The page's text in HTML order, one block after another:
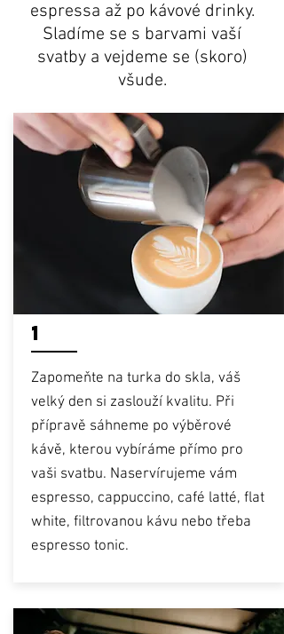
espressa až po kávové drinky.
Sladíme se s barvami vaší
svatby a vejdeme se (skoro)
všude.
1
Zapomeňte na turka do skla, váš
velký den si zaslouží kvalitu. Při
přípravě sáhneme po výběrové
kávě, kterou vybíráme přímo pro
vaši svatbu. Naservírujeme vám
espresso, cappuccino, café latté, flat
white, filtrovanou kávu nebo třeba
espresso tonic.